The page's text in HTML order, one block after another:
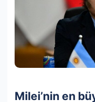
Milei’nin en